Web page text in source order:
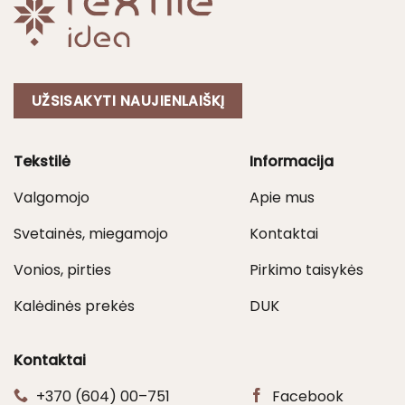
UŽSISAKYTI NAUJIENLAIŠKĮ
Tekstilė
Valgomojo
Svetainės, miegamojo
Vonios, pirties
Kalėdinės prekės
Informacija
Apie mus
Kontaktai
Pirkimo taisykės
DUK
Kontaktai
+370 (604) 00–751
Facebook